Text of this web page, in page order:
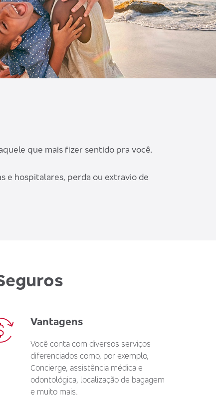
que mais fizer sentido pra você.
e hospitalares, perda ou extravio de
Vantagens
Você conta com diversos serviços
diferenciados como, por exemplo,
Concierge, assistência médica e
odontológica, localização de bagagem
e muito mais.